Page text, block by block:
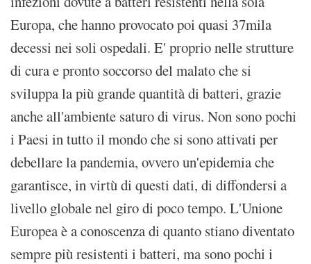
Europa, che hanno provocato poi quasi 37mila
decessi nei soli ospedali. E' proprio nelle strutture
di cura e pronto soccorso del malato che si
sviluppa la più grande quantità di batteri, grazie
anche all'ambiente saturo di virus. Non sono pochi
i Paesi in tutto il mondo che si sono attivati per
debellare la pandemia, ovvero un'epidemia che
garantisce, in virtù di questi dati, di diffondersi a
livello globale nel giro di poco tempo. L'Unione
Europea è a conoscenza di quanto stiano diventato
sempre più resistenti i batteri, ma sono pochi i